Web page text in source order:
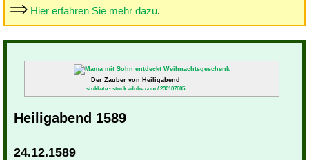
Hier erfahren Sie mehr dazu.
Der Zauber von Heiligabend
stokkete - stock.adobe.com / 230107605
Heiligabend 1589
24.12.1589